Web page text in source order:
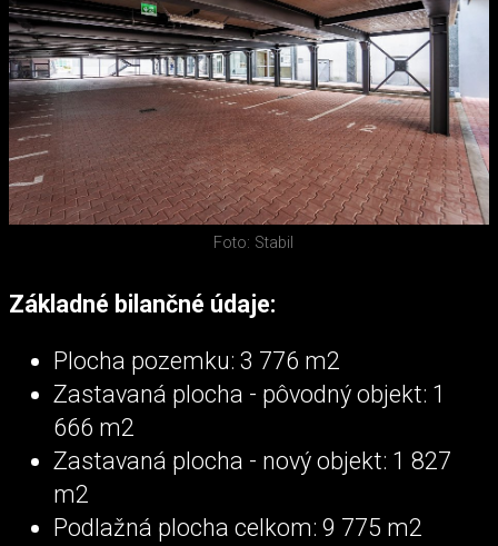
Foto: Stabil
Základné bilančné údaje:
Plocha pozemku: 3 776 m2
Zastavaná plocha - pôvodný objekt: 1
666 m2
Zastavaná plocha - nový objekt: 1 827
m2
Podlažná plocha celkom: 9 775 m2